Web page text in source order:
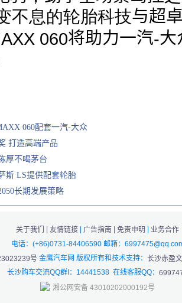
不息的轮胎科技与超
060将助力一汽-大
060配套一汽-大众
打造高端产品
厚不喝茅台
斯 LS提供配套轮胎
长期发展策略
关于我们 | 友情链接 | 广告指南 | 免责申明 | 业务合作
电话：(+86)0731-84406590 邮箱：
号 金鹰汽车网 版权所有和技术支持： 长沙赤盈
长沙购车交流QQ群I：14441538 在线客服QQ：
湘公网安备 43010202000192号